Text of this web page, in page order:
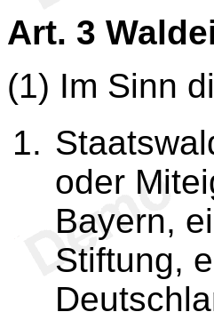
Art. 3
(1) Im Sinn
oder
Bayern,
Stiftung,